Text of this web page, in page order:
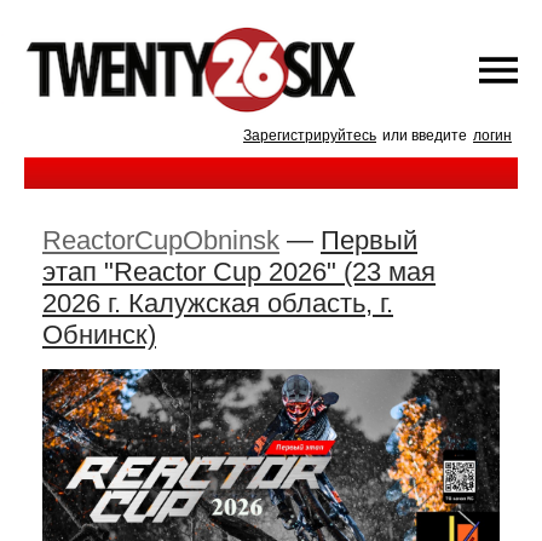
Зарегистрируйтесь или введите логин
ReactorCupObninsk — Первый
этап "Reactor Cup 2026" (23 мая
2026 г. Калужская область, г.
Обнинск)